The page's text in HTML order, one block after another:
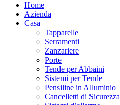
Home
Azienda
Casa
Tapparelle
Serramenti
Zanzariere
Porte
Tende per Abbaini
Sistemi per Tende
Pensiline in Alluminio
Cancelletti di Sicurezza